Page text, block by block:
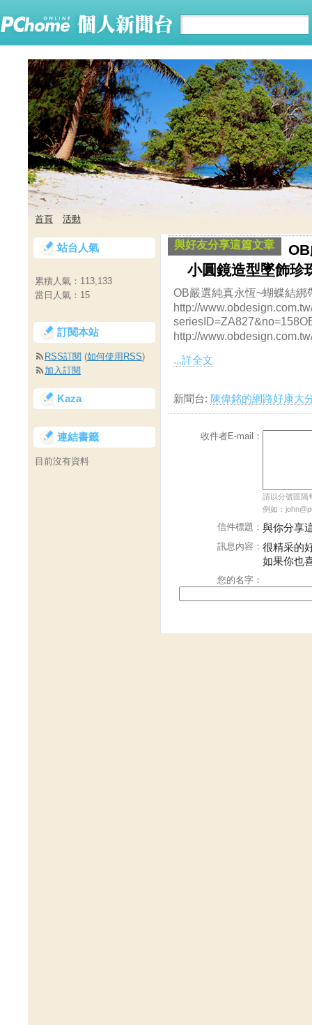
首頁 活動
與好友分享這篇文章
小圓鏡造型墜飾珍
OB嚴選純真永恆~蝴蝶結
http://
http://
...詳全文
新聞台: 陳偉銘的網路好康大
收件者E-mail：
請以分號區隔
例如：
信件標題： 與你分享
訊息內容： 很精采的
如果你也
您的名字：
站台人氣
累積人氣： 113,133
當日人氣： 15
訂閱本站
RSS訂閱 (如何使用RSS)
加入訂閱
Kaza
連結書籤
目前沒有資料